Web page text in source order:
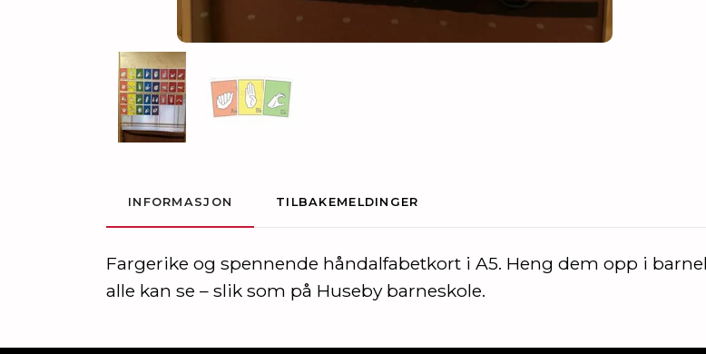
INFORMASJON TILBAKEMELDINGER
Fargerike og spennende håndalfabetkort i A5. Heng dem opp i
alle kan se – slik som på Huseby barneskole.